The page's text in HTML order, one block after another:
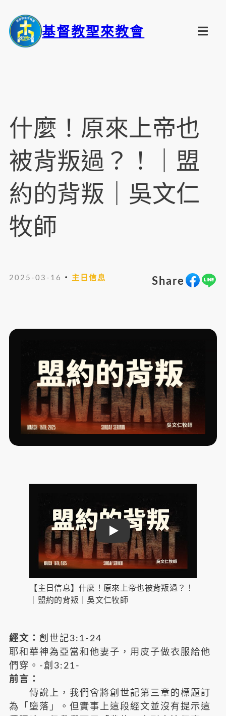
基督教聖來教會
什麼！原來上帝也
被背叛過？！｜盟
約的背叛｜吳文仁
牧師
2025-03-16 ・主日信息 Share
Play
【主日信息】什麼！原來上帝也被背叛過？！
｜盟約的背叛｜吳文仁牧師
經文： 創世記3:1-24
耶和華神為亞當和他妻子，用皮子做衣服給他
們穿。-創3:21-
前言：
傳說上，我們會將創世記第三章的標題訂
為「墮落」。但實事上這段經文並沒有提示這